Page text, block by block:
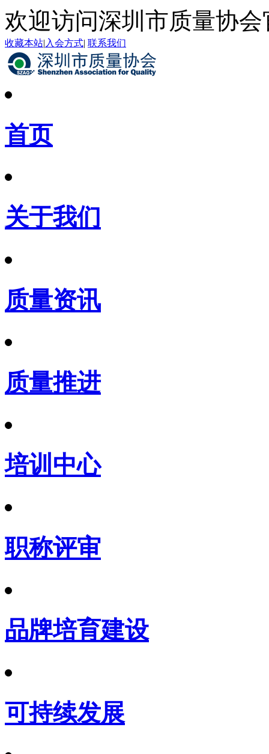
欢迎访问深圳市质量协会
收藏本站| 入会方式| 联系我们
首页
关于我们
质量资讯
质量推进
培训中心
职称评审
品牌培育建设
可持续发展